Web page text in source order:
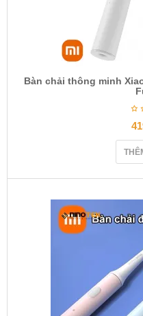
Bàn chải thông minh